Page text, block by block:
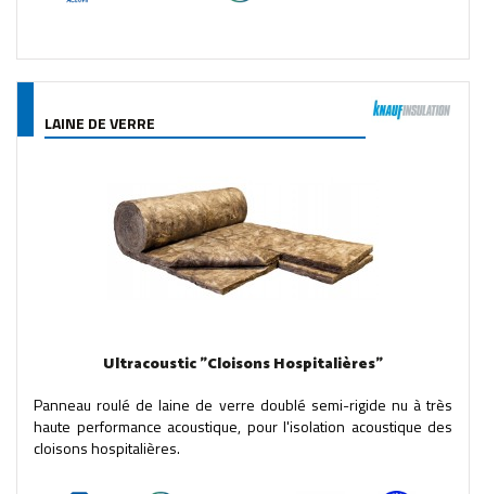
LAINE DE VERRE
Ultracoustic "Cloisons Hospitalières"
Panneau roulé de laine de verre doublé semi-rigide nu à très
haute performance acoustique, pour l'isolation acoustique des
cloisons hospitalières.